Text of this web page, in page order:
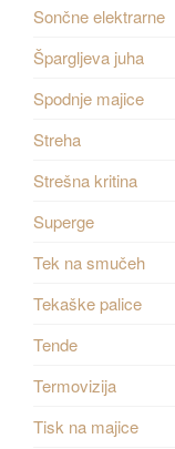
Sončne elektrarne
Špargljeva juha
Spodnje majice
Streha
Strešna kritina
Superge
Tek na smučeh
Tekaške palice
Tende
Termovizija
Tisk na majice